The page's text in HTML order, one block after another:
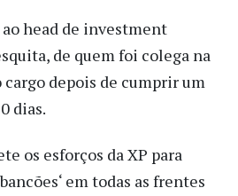
head de investment
de quem foi colega na
cargo depois de cumprir um
dias.
os esforços da XP para
em todas as frentes